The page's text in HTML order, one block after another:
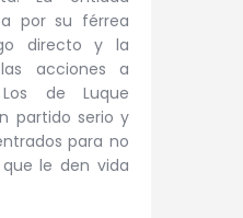
por su férrea
directo y la
acciones a
de Luque
partido serio y
para no
le den vida